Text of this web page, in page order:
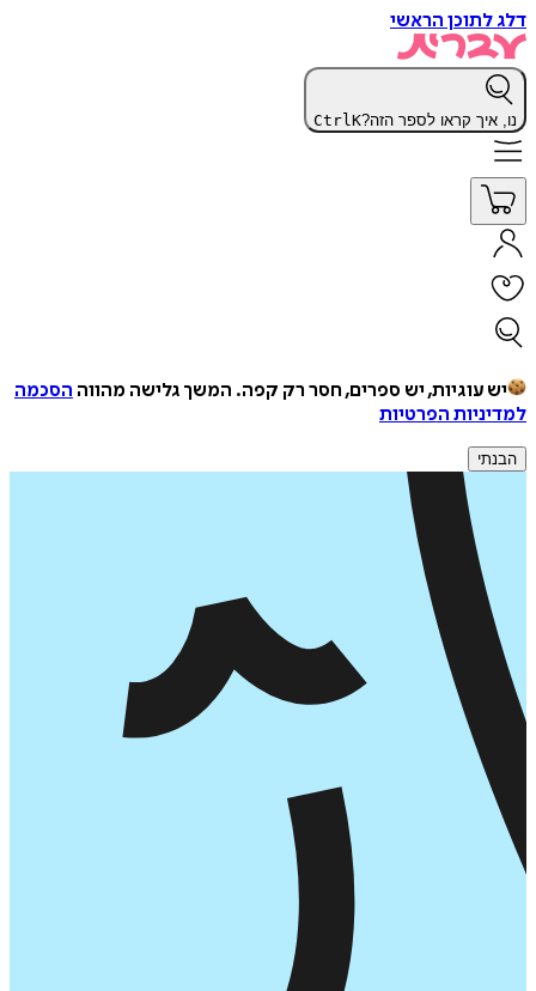
דלג לתוכן הראשי
נו, איך קראו לספר הזה? CtrlK
יש עוגיות, יש ספרים, חסר רק קפה. המשך גלישה מהווה הסכמה
למדיניות הפרטיות
הבנתי